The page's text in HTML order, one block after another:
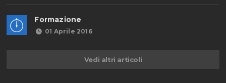
Formazione
01 Aprile 2016
Vedi altri articoli